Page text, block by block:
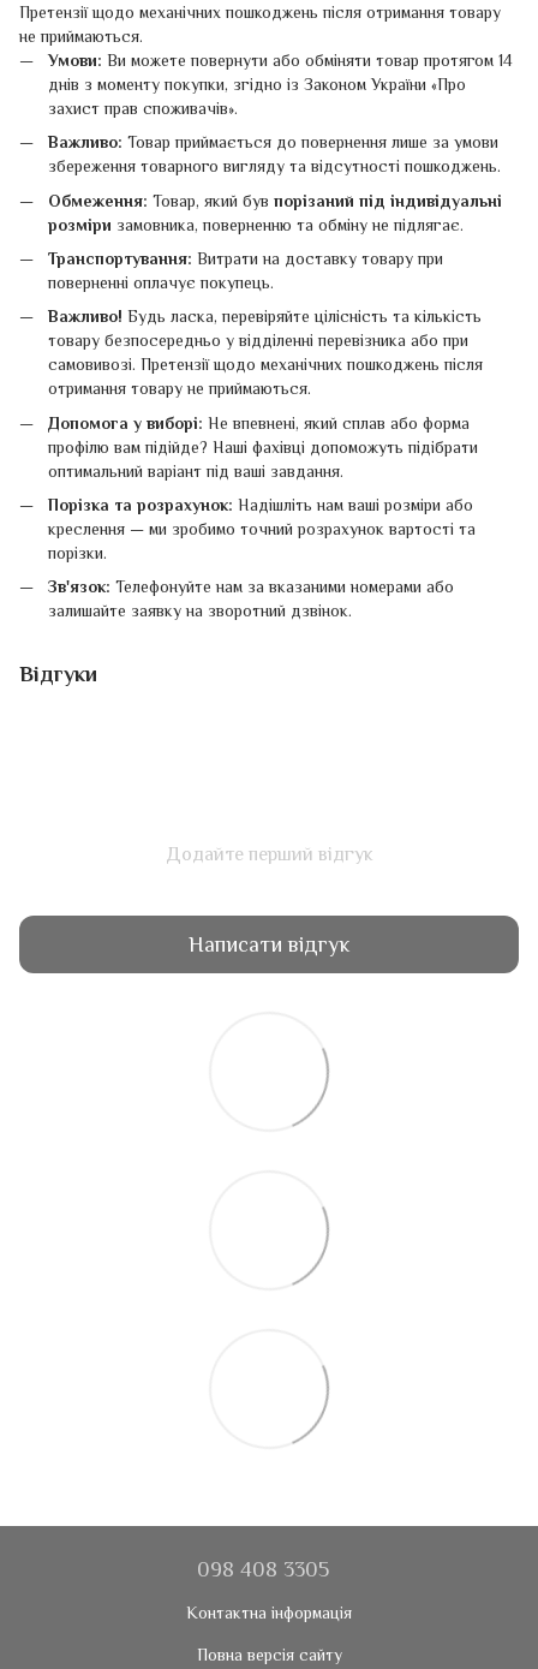
Претензії щодо механічних пошкоджень після отримання товару
не приймаються.
Умови: Ви можете повернути або обміняти товар протягом 14
днів з моменту покупки, згідно із Законом України «Про
захист прав споживачів».
Важливо: Товар приймається до повернення лише за умови
збереження товарного вигляду та відсутності пошкоджень.
Обмеження: Товар, який був порізаний під індивідуальні
розміри замовника, поверненню та обміну не підлягає.
Транспортування: Витрати на доставку товару при
поверненні оплачує покупець.
Важливо! Будь ласка, перевіряйте цілісність та кількість
товару безпосередньо у відділенні перевізника або при
самовивозі. Претензії щодо механічних пошкоджень після
отримання товару не приймаються.
Допомога у виборі: Не впевнені, який сплав або форма
профілю вам підійде? Наші фахівці допоможуть підібрати
оптимальний варіант під ваші завдання.
Порізка та розрахунок: Надішліть нам ваші розміри або
креслення — ми зробимо точний розрахунок вартості та
порізки.
Зв'язок: Телефонуйте нам за вказаними номерами або
залишайте заявку на зворотний дзвінок.
Відгуки
Додайте перший відгук
Написати відгук
098 408 3305
Контактна інформація
Повна версія сайту